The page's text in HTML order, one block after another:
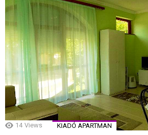
14 Views KIADÓ APARTMAN